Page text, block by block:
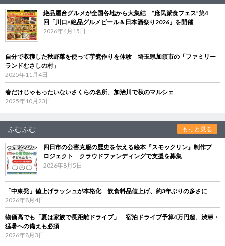
絶品屋台グルメが全国各地から大集結 “庶民派食フェス”第4
回「川口×絶品グルメビール＆日本酒祭り2026」を開催
2026年4月15日
自分で収穫した秋野菜を使って芋煮作りを体験 埼玉県加須市の「ファミリー
ランドむさしの村」
2025年11月4日
春だけじゃもったいないさくらの名所、加治川で秋のマルシェ
2025年10月23日
ふむふむ もっと見る
四日市の公害克服の歴史を伝える絵本『スモックリン』制作プ
ロジェクト クラウドファンディングで支援を募集
2026年8月5日
「中東発」値上げラッシュが本格化 飲食料品値上げ、約3年ぶりの多さに
2026年8月4日
物価高でも「夏は家族で長距離ドライブ」 宿泊ドライブ予算4万円超、渋滞・
猛暑への備えも必須
2026年8月3日